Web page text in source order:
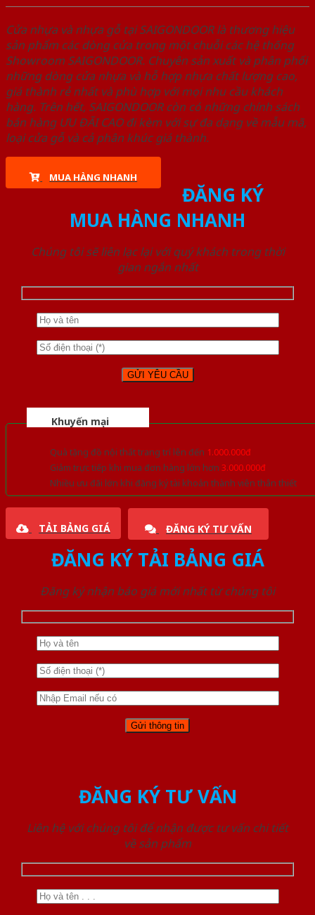
Cửa nhựa và nhựa gỗ tại SAIGONDOOR là thương hiệu
sản phẩm các dòng cửa trong một chuỗi các hệ thống
Showroom SAIGONDOOR. Chuyên sản xuất và phân phối
những dòng cửa nhựa và hỗ hợp nhựa chất lượng cao,
giá thành rẻ nhất và phù hợp với mọi nhu cầu khách
hàng. Trên hết, SAIGONDOOR còn có những chính sách
bán hàng ƯU ĐÃI CAO đi kèm với sự đa dạng về mẫu mã,
loại cửa gỗ và cả phân khúc giá thành.
MUA HÀNG NHANH
ĐĂNG KÝ
MUA HÀNG NHANH
Chúng tôi sẽ liên lạc lại với quý khách trong thời
gian ngắn nhất
Khuyến mại
Quà tặng đồ nội thất trang trí lên đến 1.000.000đ
Giảm trực tiếp khi mua đơn hàng lớn hơn 3.000.000đ
Nhiều ưu đãi lớn khi đăng ký tài khoản thành viên thân thiết
TẢI BẢNG GIÁ ĐĂNG KÝ TƯ VẤN
ĐĂNG KÝ TẢI BẢNG GIÁ
Đăng ký nhận báo giá mới nhất từ chúng tôi
ĐĂNG KÝ TƯ VẤN
Liên hệ với chúng tôi để nhận được tư vấn chi tiết
về sản phẩm